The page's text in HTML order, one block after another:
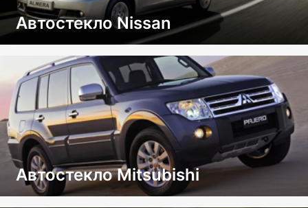
Автостекло Nissan
Автостекло Mitsubishi